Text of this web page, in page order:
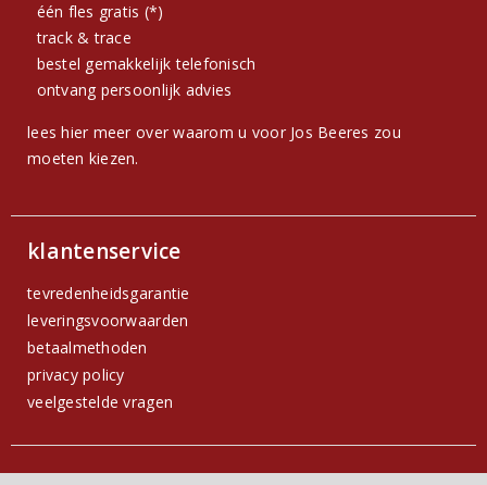
één fles gratis (*)
track & trace
bestel gemakkelijk telefonisch
ontvang persoonlijk advies
lees hier meer over waarom u voor Jos Beeres zou
moeten kiezen.
klantenservice
tevredenheidsgarantie
leveringsvoorwaarden
betaalmethoden
privacy policy
veelgestelde vragen